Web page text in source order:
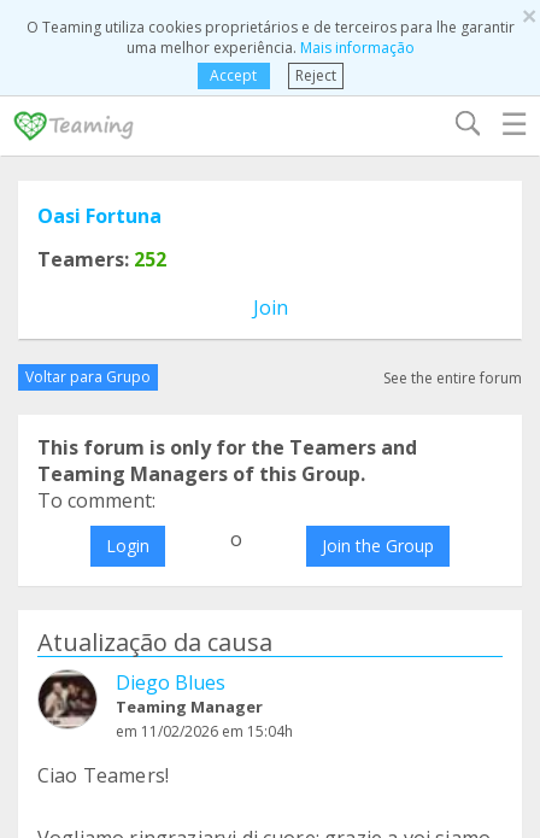
×
O Teaming utiliza cookies proprietários e de terceiros para lhe garantir
uma melhor experiência. Mais informação
Accept
Reject
☰
Oasi Fortuna
Teamers: 252
Join
Voltar para Grupo See the entire forum
This forum is only for the Teamers and
Teaming Managers of this Group.
To comment:
Login o Join the Group
Atualização da causa
Diego Blues
Teaming Manager
em 11/02/2026 em 15:04h
Ciao Teamers!